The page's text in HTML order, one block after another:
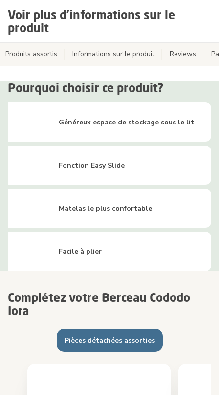
Voir plus d'informations sur le
produit
Produits assortis Informations sur le produit Reviews
Pourquoi choisir ce produit?
Généreux espace de stockage sous le lit
Fonction Easy Slide
Matelas le plus confortable
Facile à plier
Complétez votre Berceau Cododo
Iora
Pièces détachées assorties